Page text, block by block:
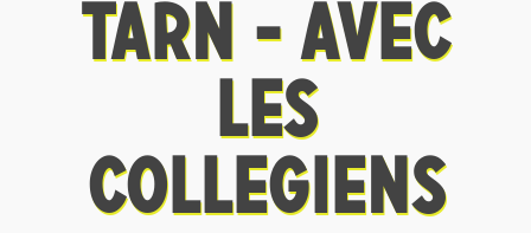
TARN - AVEC
LES
COLLEGIENS